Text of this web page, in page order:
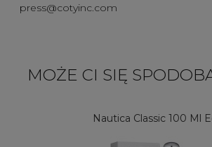
press@cotyinc.com
MOŻE CI SIĘ
Nautica Classic 100 Ml